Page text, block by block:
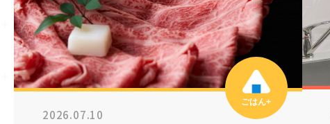
ごはん+
2026.07.10